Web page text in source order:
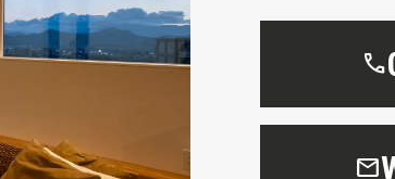
call
mail